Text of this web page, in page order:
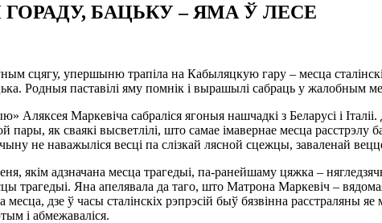
БАЦЬКУ – ЯМА Ў ЛЕСЕ
сцягу, упершыню трапіла на Кабыляцкую гару – месца
Родныя паставілі яму помнік і вырашылі сабраць у жалобным
Маркевіча сабраліся ягоныя нашчадкі з Беларусі і
як сваякі высветлілі, што самае імавернае месца
не наважыліся весці па слізкай лясной сцежцы, заваленай
якім адзначана месца трагедыі, па-ранейшаму цяжка –
трагедыі. Яна апелявала да таго, што Матрона Маркевіч –
дзе ў часы сталінскіх рэпрэсій быў бязвінна расстраляны
і абмежаваліся.